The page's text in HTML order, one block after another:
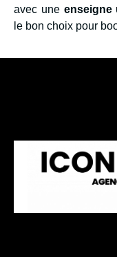
avec une enseigne
le bon choix pour